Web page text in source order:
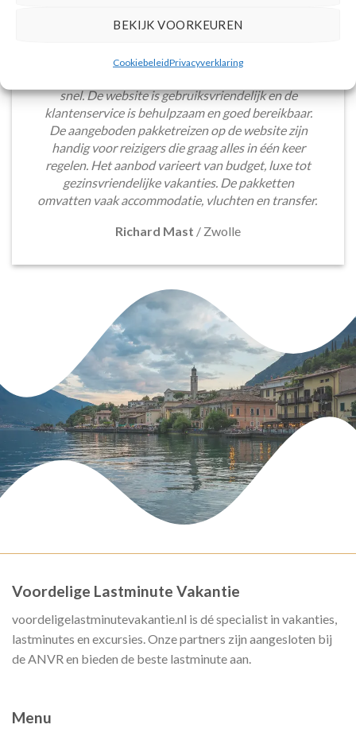
BEKIJK VOORKEUREN
CookiebeleidPrivacyverklaring
Het boeken van een lastminute vakantie via
snel. De website is gebruiksvriendelijk en de
klantenservice is behulpzaam en goed bereikbaar.
De aangeboden pakketreizen op de website zijn
handig voor reizigers die graag alles in één keer
regelen. Het aanbod varieert van budget, luxe tot
gezinsvriendelijke vakanties. De pakketten
omvatten vaak accommodatie, vluchten en transfer.
Richard Mast / Zwolle
Voordelige Lastminute Vakantie
voordeligelastminutevakantie.nl is dé specialist in vakanties,
lastminutes en excursies. Onze partners zijn aangesloten bij
de ANVR en bieden de beste lastminute aan.
Menu